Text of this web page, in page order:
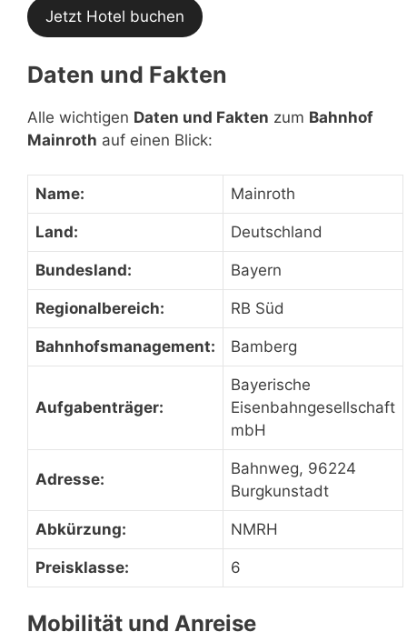
Jetzt Hotel buchen
Daten und Fakten
Alle wichtigen Daten und Fakten zum Bahnhof
Mainroth auf einen Blick:
Name: Mainroth
Land: Deutschland
Bundesland: Bayern
Regionalbereich: RB Süd
Bahnhofsmanagement: Bamberg
Aufgabenträger:
Bayerische
Eisenbahngesellschaft
mbH
Adresse:
Bahnweg, 96224
Burgkunstadt
Abkürzung: NMRH
Preisklasse: 6
Mobilität und Anreise